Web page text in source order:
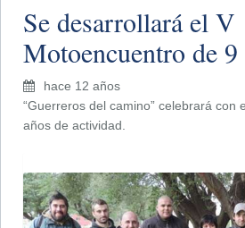
Se desarrollará el V
Motoencuentro de
hace 12 años
“Guerreros del camino” celebrará con
años de actividad.